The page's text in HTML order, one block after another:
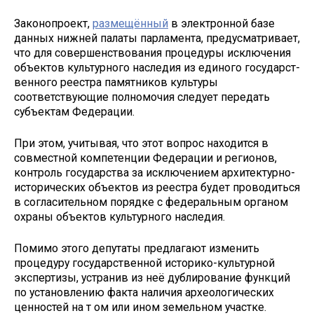
Законопроект, размещённый в электронной базе
данных нижней палаты парламента, предусматривает,
что для совершенствования процедуры исключения
объектов культурного наследия из единого государст­
венного реестра памятников культуры
соответствующие полномочия следует передать
субъектам Федерации.
При этом, учитывая, что этот вопрос находится в
совместной компетенции Федерации и регионов,
контроль государства за исключением архитектурно-
исторических объектов из реестра будет проводиться
в согласительном порядке с федеральным органом
охраны объектов культурного наследия.
Помимо этого депутаты предлагают изменить
процедуру государственной историко-культурной
экспертизы, устранив из неё дублирование функций
по установлению факта наличия археологических
ценностей на т ом или ином земельном участке.